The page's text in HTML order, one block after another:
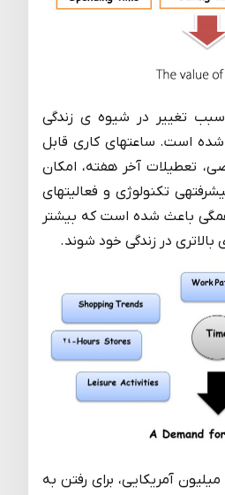
سبب تغییر در شیوه ی زندگی
است. ساعت­های کاری قابل
تعطیلات آخر هفته، امکان
پیشرفته­ی تکنولوژی و فعالیت­های
همگی باعث شده است که بیشتر
بالاتری در زندگی خود شوند.
تقریبا هر سال بیش از ۱۳۰ میلیون آمریکایی، برای رفتن به